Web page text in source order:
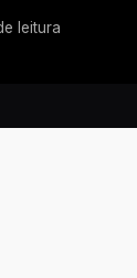
leitura